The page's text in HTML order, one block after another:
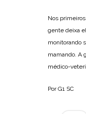
Nos
gente deixa
monitorando
mamando. A
médico-
Por G1 SC